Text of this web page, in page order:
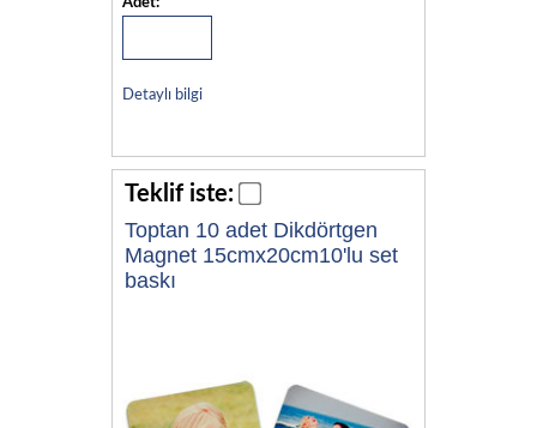
Detaylı bilgi
Teklif iste:
Toptan 10 adet Dikdörtgen
Magnet 15cmx20cm10'lu set
baskı